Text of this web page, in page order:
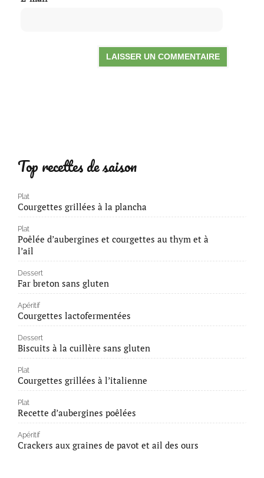
Top recettes de saison
Plat
Courgettes grillées à la plancha
Plat
Poêlée d’aubergines et courgettes au thym et à
l’ail
Dessert
Far breton sans gluten
Apéritif
Courgettes lactofermentées
Dessert
Biscuits à la cuillère sans gluten
Plat
Courgettes grillées à l’italienne
Plat
Recette d’aubergines poêlées
Apéritif
Crackers aux graines de pavot et ail des ours